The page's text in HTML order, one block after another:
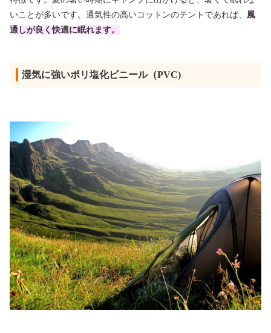
いことが多いです。通気性の高いコットンのテントであれば、 風
通しが良く快適に眠れます。
湿気に強いポリ塩化ビニール（PVC)